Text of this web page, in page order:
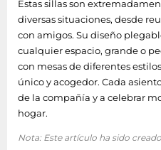
Estas sillas son
diversas situaciones, desde
con amigos. Su diseño
cualquier espacio, grande o
con mesas de diferentes
único y acogedor. Cada
de la compañía y a celebrar
hogar.
Nota: Este artículo ha sido